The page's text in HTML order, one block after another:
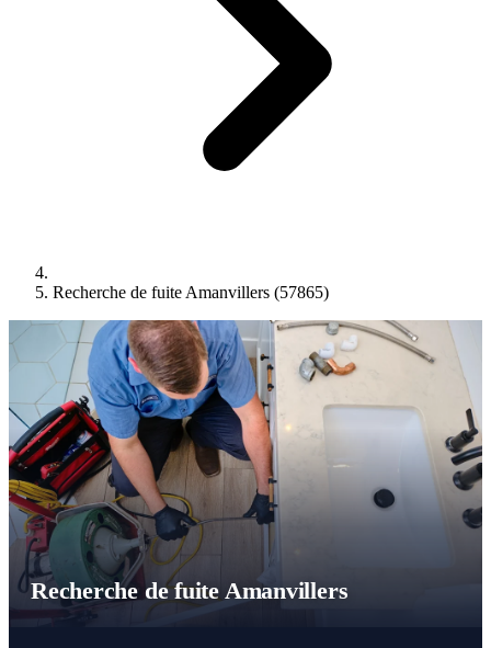
Recherche de fuite Amanvillers (57865)
Recherche de fuite Amanvillers